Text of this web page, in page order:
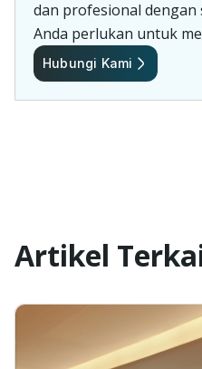
dan profesional dengan
Anda perlukan untuk
Hubungi Kami
Artikel